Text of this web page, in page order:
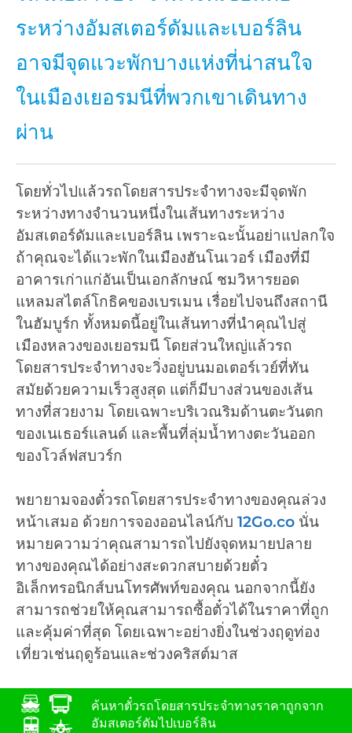
ระหว่างอัมสเตอร์ดัมและเบอร์ลิน
อาจมีจุดแวะพักบางแห่งที่น่าสนใจ
ในเมืองเยอรมนีที่พวกเขาเดินทาง
ผ่าน
โดยทั่วไปแล้วรถโดยสารประจำทางจะมีจุดพัก
ระหว่างทางจำนวนหนึ่งในเส้นทางระหว่าง
อัมสเตอร์ดัมและเบอร์ลิน เพราะฉะนั้นอย่าแปลกใจ
ถ้าคุณจะได้แวะพักในเมืองฮันโนเวอร์ เมืองที่มี
อาคารเก่าแก่อันเป็นเอกลักษณ์ ชมวิหารยอด
แหลมสไตล์โกธิคของเบรเมน เรื่อยไปจนถึงสถานี
ในฮัมบูร์ก ทั้งหมดนี้อยู่ในเส้นทางที่นำคุณไปสู่
เมืองหลวงของเยอรมนี โดยส่วนใหญ่แล้วรถ
โดยสารประจำทางจะวิ่งอยู่บนมอเตอร์เวย์ที่ทัน
สมัยด้วยความเร็วสูงสุด แต่ก็มีบางส่วนของเส้น
ทางที่สวยงาม โดยเฉพาะบริเวณริมด้านตะวันตก
ของเนเธอร์แลนด์ และพื้นที่ลุ่มน้ำทางตะวันออก
ของโวล์ฟสบวร์ก
พยายามจองตั๋วรถโดยสารประจำทางของคุณล่วง
หน้าเสมอ ด้วยการจองออนไลน์กับ 12Go.co นั่น
หมายความว่าคุณสามารถไปยังจุดหมายปลาย
ทางของคุณได้อย่างสะดวกสบายด้วยตั๋ว
อิเล็กทรอนิกส์บนโทรศัพท์ของคุณ นอกจากนี้ยัง
สามารถช่วยให้คุณสามารถซื้อตั๋วได้ในราคาที่ถูก
และคุ้มค่าที่สุด โดยเฉพาะอย่างยิ่งในช่วงฤดูท่อง
เที่ยวเช่นฤดูร้อนและช่วงคริสต์มาส
ค้นหาตั๋วรถโดยสารประจำทางราคาถูกจาก
อัมสเตอร์ดัมไปเบอร์ลิน